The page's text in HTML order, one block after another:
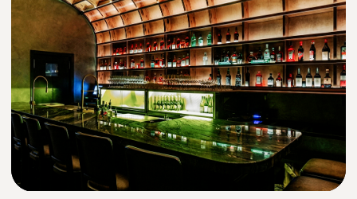
Я даю
согласие на обработку
персональных данных
и ознакомлен(а) сПолитикой
обработки персональных
данных.
ПОЛУЧИТЬ РАСЧЕТ И АУДИТ